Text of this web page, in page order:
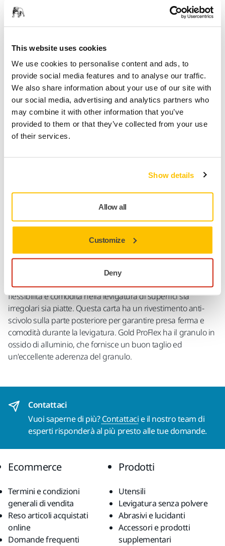
This website uses cookies
We use cookies to personalise content and ads, to
provide social media features and to analyse our traffic.
We also share information about your use of our site with
our social media, advertising and analytics partners who
may combine it with other information that you’ve
provided to them or that they’ve collected from your use
of their services.
Show details
Allow all
Customize
Deny
d'Italia, San Marino e Città del Vaticano)
Spedizione gratuita per gli ordini di importo
superiore a 49,90€ IVA inclusa
Pagamento sicuro con carta di credito
Spedizione tracciabile
Informazioni sul prodotto
Dettagli tecnici Download
Gold ProFlex è una carta abrasiva stearata per levigature a
secco di legno, stucchi, vernici e lacche. Il supporto è in
carta flessibile ed impregnata al lattice e fornisce estrema
flessibilità e comodità nella levigatura di superfici sia
irregolari sia piatte. Questa carta ha un rivestimento anti-
scivolo sulla parte posteriore per garantire presa ferma e
comodità durante la levigatura. Gold ProFlex ha il granulo in
ossido di alluminio, che fornisce un buon taglio ed
un'eccellente aderenza del granulo.
Contattaci
Vuoi saperne di più?Contattaci e il nostro team di
esperti risponderà al più presto alle tue domande.
Ecommerce
Termini e condizioni
generali di vendita
Reso articoli acquistati
online
Domande frequenti
Prodotti
Utensili
Levigatura senza polvere
Abrasivi e lucidanti
Accessori e prodotti
supplementari